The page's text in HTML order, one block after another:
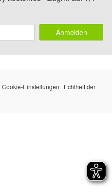
Anmelden
Cookie-Einstellungen
Echtheit der